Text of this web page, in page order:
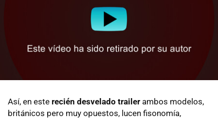
Así, en este recién desvelado trailer ambos modelos,
británicos pero muy opuestos, lucen fisonomía,